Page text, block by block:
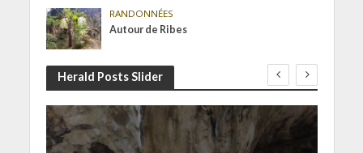
RANDONNÉES
Autour de Ribes
Herald Posts Slider